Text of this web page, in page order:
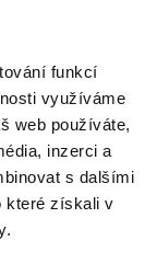
funkcí
využíváme
web používáte,
inzerci a
s dalšími
které získali v
kostka
41 760 Kč